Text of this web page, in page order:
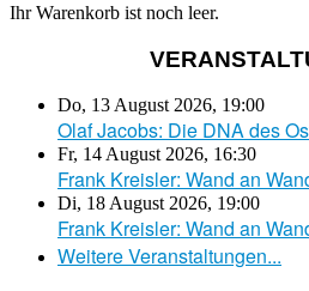
Ihr Warenkorb ist noch leer.
Do, 13 August 2026, 19:00
Olaf Jacobs: Die DNA des
Fr, 14 August 2026, 16:30
Frank Kreisler: Wand an
Di, 18 August 2026, 19:00
Frank Kreisler: Wand an
Weitere Veranstaltungen...